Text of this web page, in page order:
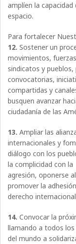
amplíen la capacidad
espacio.
Para fortalecer
12. Sostener un
movimientos,
sindicatos y
convocatorias,
compartidas y
busquen avanzar
ciudadanía de las
13. Ampliar las
internacionales y
diálogo con los
la complicidad con la
agresión, oponerse
promover la
derecho
14. Convocar la
llamando a todos los
del mundo a